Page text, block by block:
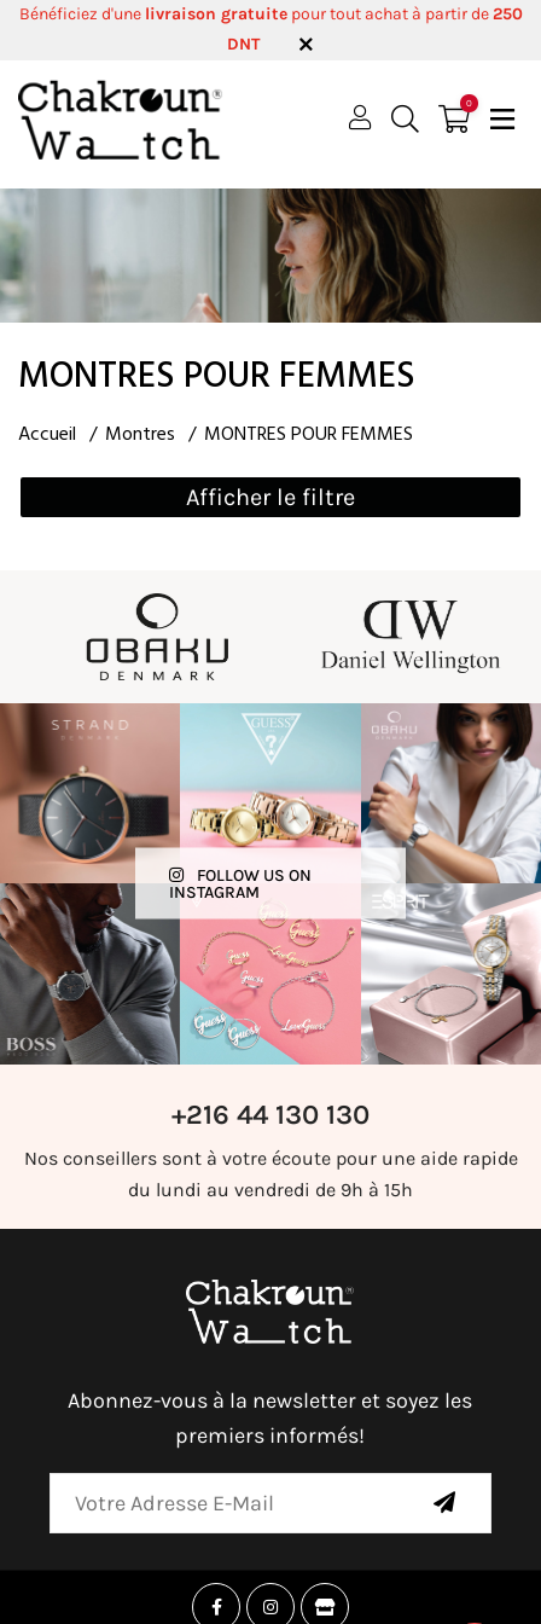
Bénéficiez d'une livraison gratuitepour tout achat à partir de250
DNT
0
MONTRES POUR FEMMES
Accueil Montres MONTRES POUR FEMMES
Afficher le filtre
FOLLOW US ON
INSTAGRAM
+216 44 130 130
Nos conseillers sont à votre écoute pour une aide rapide
du lundi au vendredi de 9h à 15h
Abonnez-vous à la newsletter et soyez les
premiers informés!